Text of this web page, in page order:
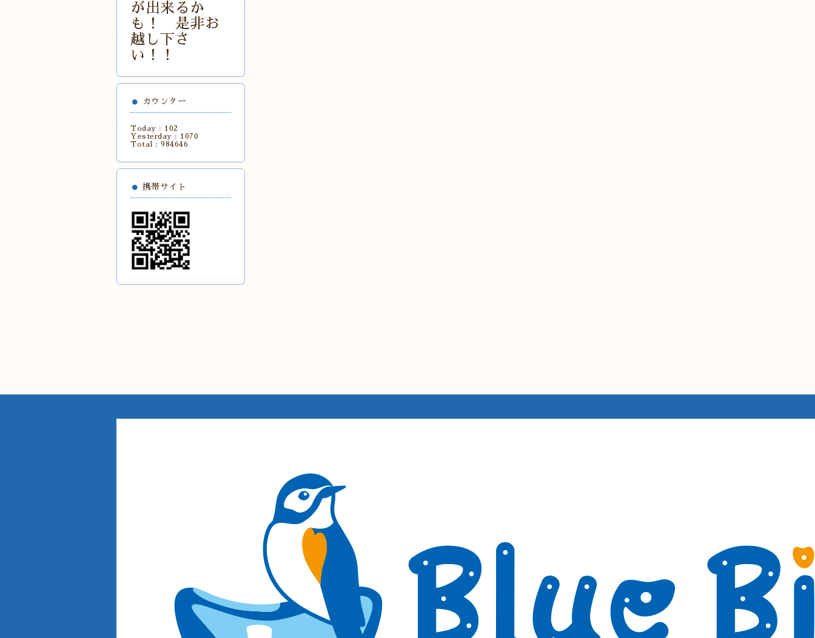
が出来るか
も！ 是非お
越し下さ
い！！
カウンター
Today : 102
Yesterday : 1070
Total : 984646
携帯サイト